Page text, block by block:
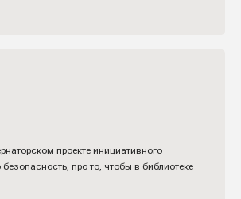
проекте инициативного
про то, чтобы в библиотеке